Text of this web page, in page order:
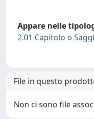
Appare nelle
2.01 Capitolo o
File in questo
Non ci sono file